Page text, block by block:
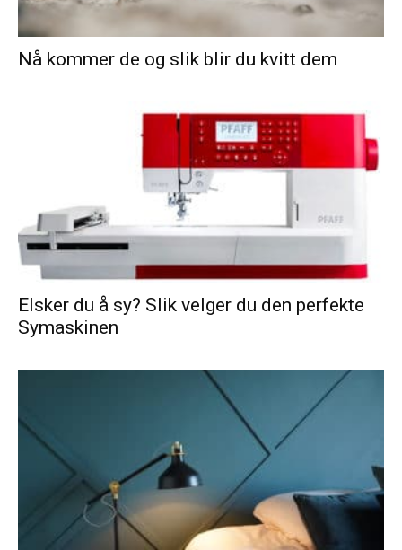
Nå kommer de og slik blir du kvitt dem
Elsker du å sy? Slik velger du den perfekte
Symaskinen